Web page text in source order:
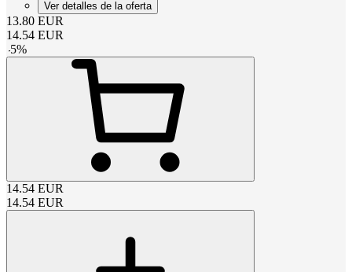
Ver detalles de la oferta
13.80 EUR
14.54 EUR
-5%
14.54 EUR
14.54 EUR